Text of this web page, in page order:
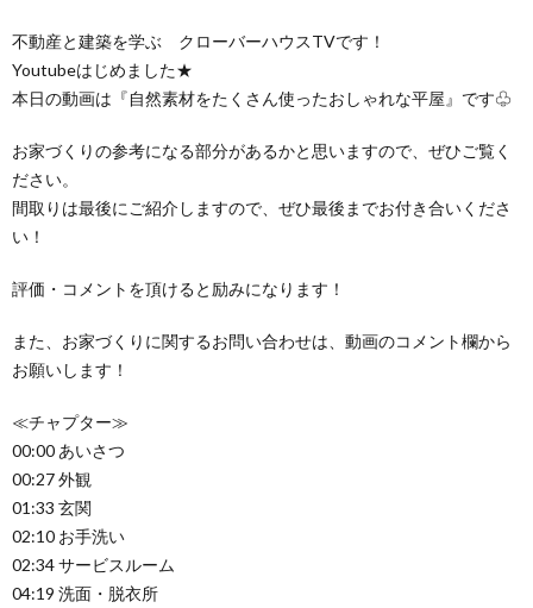
不動産と建築を学ぶ クローバーハウスTVです！
Youtubeはじめました★
本日の動画は『自然素材をたくさん使ったおしゃれな平屋』です♧
お家づくりの参考になる部分があるかと思いますので、ぜひご覧く
ださい。
間取りは最後にご紹介しますので、ぜひ最後までお付き合いくださ
い！
評価・コメントを頂けると励みになります！
また、お家づくりに関するお問い合わせは、動画のコメント欄から
お願いします！
≪チャプター≫
00:00 あいさつ
00:27 外観
01:33 玄関
02:10 お手洗い
02:34 サービスルーム
04:19 洗面・脱衣所